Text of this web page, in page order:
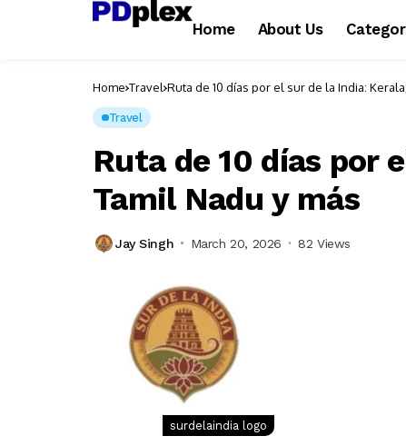
Home About Us
Home Travel Ruta de 10 días por el sur de la India:
Travel
Ruta de 10 días por
Tamil Nadu y más
Jay Singh March 20, 2026 82 Views
surdelaindia logo